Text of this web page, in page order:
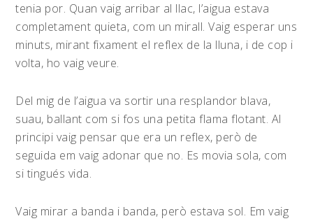
tenia por. Quan vaig arribar al llac, l’aigua estava
completament quieta, com un mirall. Vaig esperar uns
minuts, mirant fixament el reflex de la lluna, i de cop i
volta, ho vaig veure.
Del mig de l’aigua va sortir una resplandor blava,
suau, ballant com si fos una petita flama flotant. Al
principi vaig pensar que era un reflex, però de
seguida em vaig adonar que no. Es movia sola, com
si tingués vida.
Vaig mirar a banda i banda, però estava sol. Em vaig